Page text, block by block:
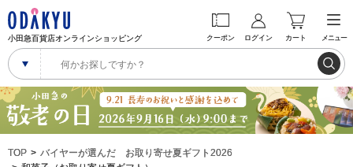
小田急百貨店オンラインショッピング クーポン ログイン カート メニュー
TOP
バイヤーが選んだ お取り寄せ夏ギフト2026